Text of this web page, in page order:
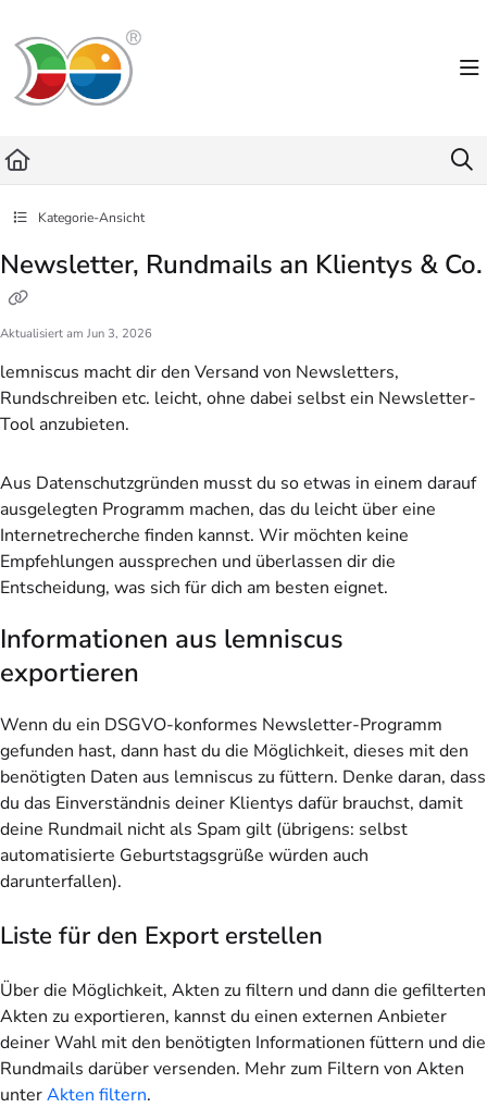
Fetch the complete documentation index at:
Use this file to discover all available pages before exploring further.
Kategorie-Ansicht
Newsletter, Rundmails an Klientys & Co.
Aktualisiert am Jun 3, 2026
lemniscus macht dir den Versand von Newsletters,
Rundschreiben etc. leicht, ohne dabei selbst ein Newsletter-
Tool anzubieten.
Aus Datenschutzgründen musst du so etwas in einem darauf
ausgelegten Programm machen, das du leicht über eine
Internetrecherche finden kannst. Wir möchten keine
Empfehlungen aussprechen und überlassen dir die
Entscheidung, was sich für dich am besten eignet.
Informationen aus lemniscus
exportieren
Wenn du ein DSGVO-konformes Newsletter-Programm
gefunden hast, dann hast du die Möglichkeit, dieses mit den
benötigten Daten aus lemniscus zu füttern. Denke daran, dass
du das Einverständnis deiner Klientys dafür brauchst, damit
deine Rundmail nicht als Spam gilt (übrigens: selbst
automatisierte Geburtstagsgrüße würden auch
darunterfallen).
Liste für den Export erstellen
Über die Möglichkeit, Akten zu filtern und dann die gefilterten
Akten zu exportieren, kannst du einen externen Anbieter
deiner Wahl mit den benötigten Informationen füttern und die
Rundmails darüber versenden. Mehr zum Filtern von Akten
unterAkten filtern.